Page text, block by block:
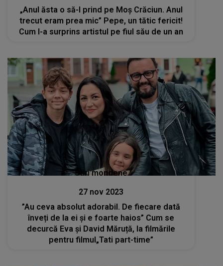
„Anul ăsta o să-l prind pe Moș Crăciun. Anul
trecut eram prea mic” Pepe, un tătic fericit!
Cum l-a surprins artistul pe fiul său de un an
Stiri mondene
27 nov 2023
”Au ceva absolut adorabil. De fiecare dată
înveți de la ei și e foarte haios” Cum se
decurcă Eva și David Măruță, la filmările
pentru filmul„Tati part-time”